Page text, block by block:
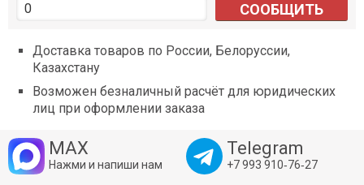
СООБЩИТЬ
Доставка товаров по России, Белоруссии,
Казахстану
Возможен безналичный расчёт для юридических
лиц при оформлении заказа
MAX
Нажми и напиши нам
Telegram
+7 993 910‑76‑27